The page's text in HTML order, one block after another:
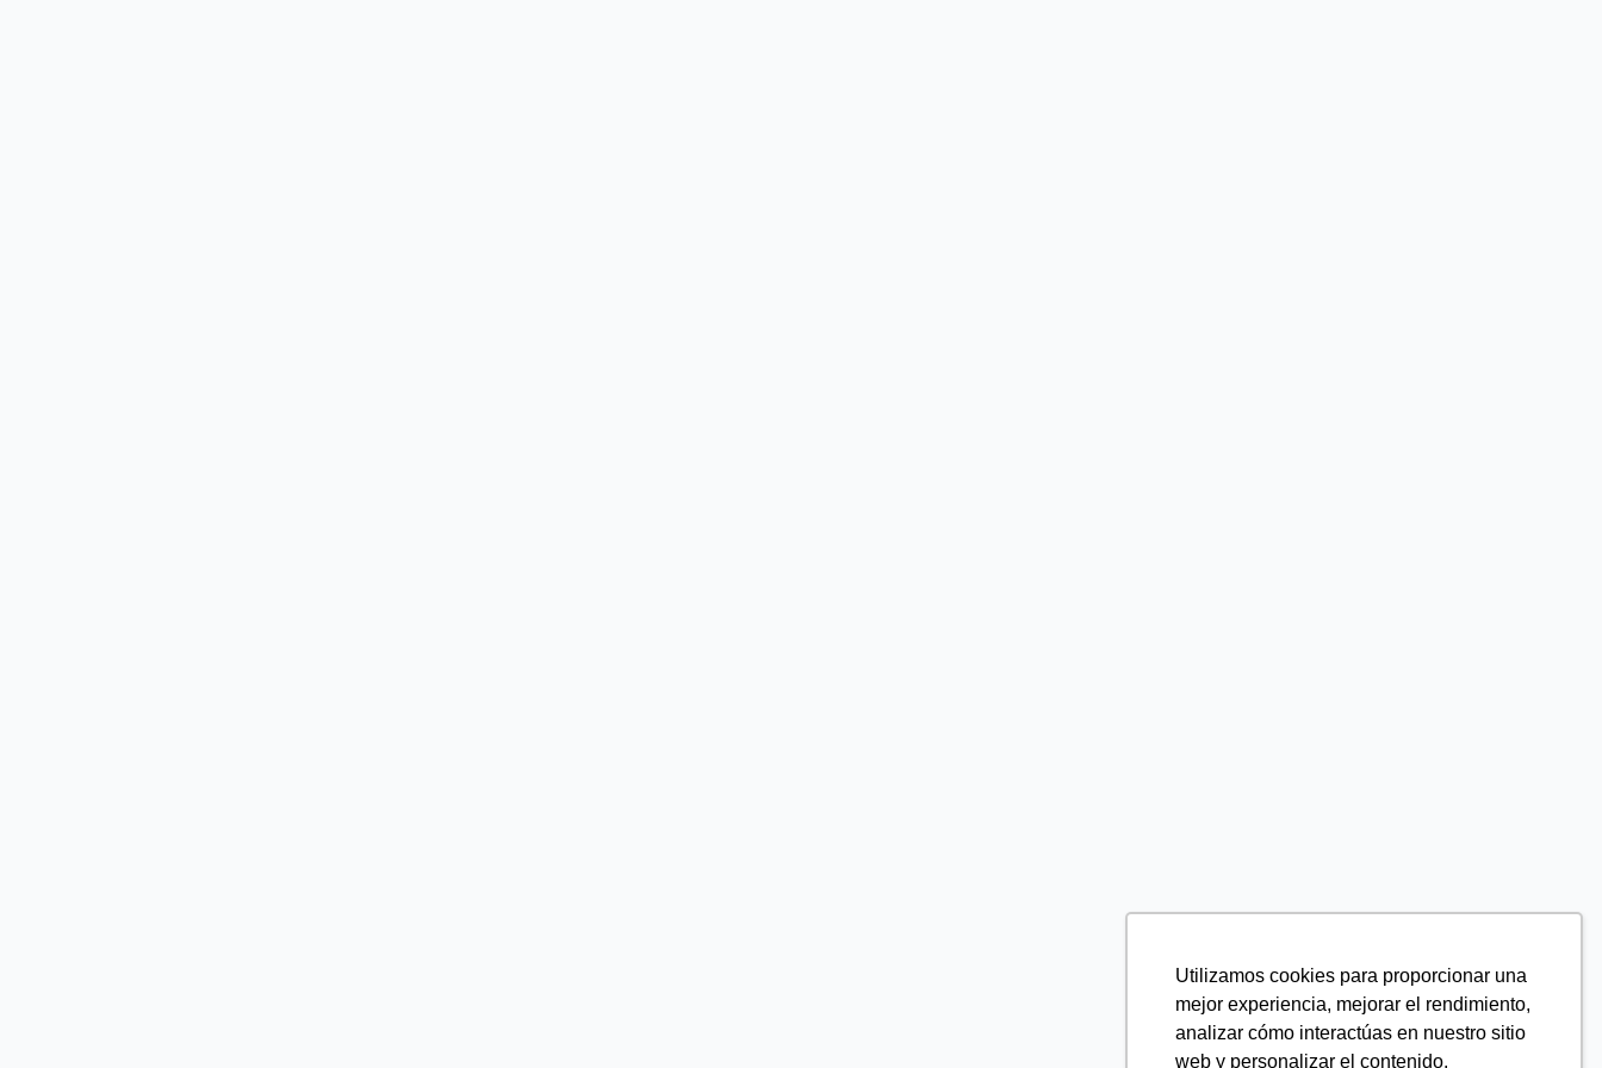
Utilizamos cookies para proporcionar una
mejor experiencia, mejorar el rendimiento,
analizar cómo interactúas en nuestro sitio
web y personalizar el contenido.